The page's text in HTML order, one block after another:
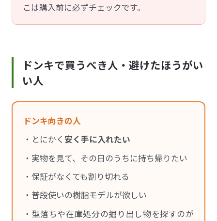
こは購入前に必ずチェックです。
ドンキで買うべき人・避けたほうがい
い人
ドンキ向きの人
・とにかく 安く手に入れたい
・実物を見て、その日のうちに持ち帰りたい
・保証がなくても割り切れる
・普段使いの樹脂モデルが欲しい
・型落ちや在庫処分の掘り出し物を探すのが